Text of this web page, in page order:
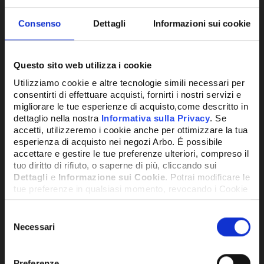
Consenso Dettagli Informazioni sui cookie
Questo sito web utilizza i cookie
Utilizziamo cookie e altre tecnologie simili necessari per
consentirti di effettuare acquisti, fornirti i nostri servizi e
migliorare le tue esperienze di acquisto,come descritto in
dettaglio nella nostra Informativa sulla Privacy. Se
accetti, utilizzeremo i cookie anche per ottimizzare la tua
esperienza di acquisto nei negozi Arbo. É possibile
accettare e gestire le tue preferenze ulteriori, compreso il
tuo diritto di rifiuto, o saperne di più, cliccando sui
Dettagli e Informazione sui Cookie. Potrai modificare le
tue preferenze in qualsiasi momento, revocando i Cookie
precedentemente autorizzati, direttamente dalle
delNecessari
SCAMBIATORE DI CALORE A PIASTRE
454,76€+ IVA
DISPONIBILE